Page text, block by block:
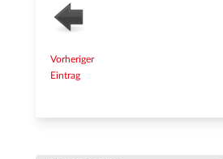
Vorheriger
Eintrag